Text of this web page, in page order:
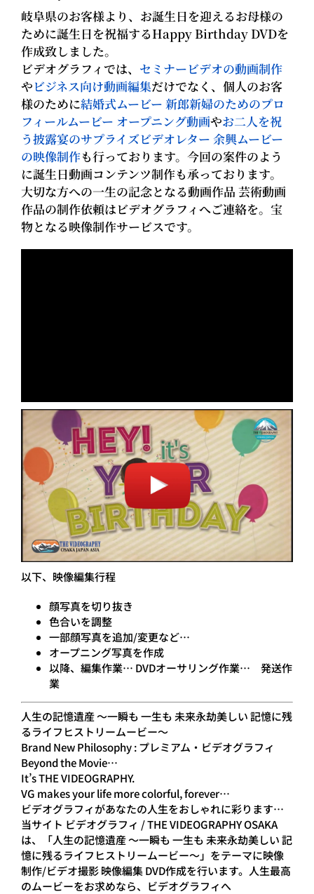
岐阜県のお客様より、お誕生日を迎えるお母様の
ために誕生日を祝福するHappy Birthday DVDを
作成致しました。
ビデオグラフィでは、 セミナービデオの動画制作
やビジネス向け動画編集だけでなく、個人のお客
様のために結婚式ムービー 新郎新婦のためのプロ
フィールムービー オープニング動画やお二人を祝
う披露宴のサプライズビデオレター 余興ムービー
の映像制作も行っております。今回の案件のよう
に誕生日動画コンテンツ制作も承っております。
大切な方への一生の記念となる動画作品 芸術動画
作品の制作依頼はビデオグラフィへご連絡を。宝
物となる映像制作サービスです。
以下、映像編集行程
顔写真を切り抜き
色合いを調整
一部顔写真を追加/変更など…
オープニング写真を作成
以降、編集作業… DVDオーサリング作業… 発送作
業
人生の記憶遺産 ～一瞬も 一生も 未来永劫美しい 記憶に残
るライフヒストリームービー～
Brand New Philosophy : プレミアム・ビデオグラフィ
Beyond the Movie…
It’s THE VIDEOGRAPHY.
VG makes your life more colorful, forever…
ビデオグラフィがあなたの人生をおしゃれに彩ります…
当サイト ビデオグラフィ / THE VIDEOGRAPHY OSAKA
は、「人生の記憶遺産 ～一瞬も 一生も 未来永劫美しい 記
憶に残るライフヒストリームービー～」をテーマに映像
制作/ビデオ撮影 映像編集 DVD作成を行います。人生最高
のムービーをお求めなら、ビデオグラフィへ